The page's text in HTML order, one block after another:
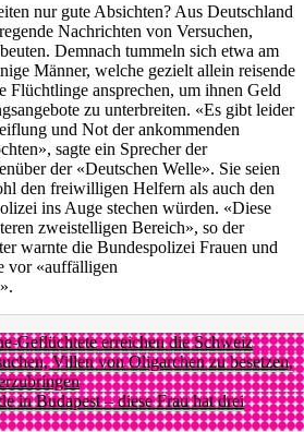
nur gute Absichten? Aus Deutschland
Nachrichten von Versuchen,
Demnach tummeln sich etwa am
Männer, welche gezielt allein reisende
Flüchtlinge ansprechen, um ihnen Geld
zu unterbreiten. «Es gibt leider
und Not der ankommenden
sagte ein Sprecher der
der «Deutschen Welle». Sie seien
den freiwilligen Helfern als auch den
ins Auge stechen würden. «Diese
zweistelligen Bereich», so der
warnte die Bundespolizei Frauen und
vor «auffälligen
Geflüchtete erreichen die Schweiz
Villen von Oligarchen zu besetzen,
in Budapest – diese Frau hat drei